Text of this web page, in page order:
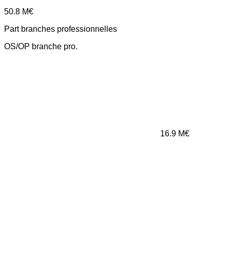
50.8 M€
Part branches professionnelles
OS/OP branche pro.
16.9 M€